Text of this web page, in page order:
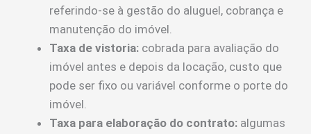
referindo-se à gestão do aluguel, cobrança e
manutenção do imóvel.
Taxa de vistoria: cobrada para avaliação do
imóvel antes e depois da locação, custo que
pode ser fixo ou variável conforme o porte do
imóvel.
Taxa para elaboração do contrato: algumas